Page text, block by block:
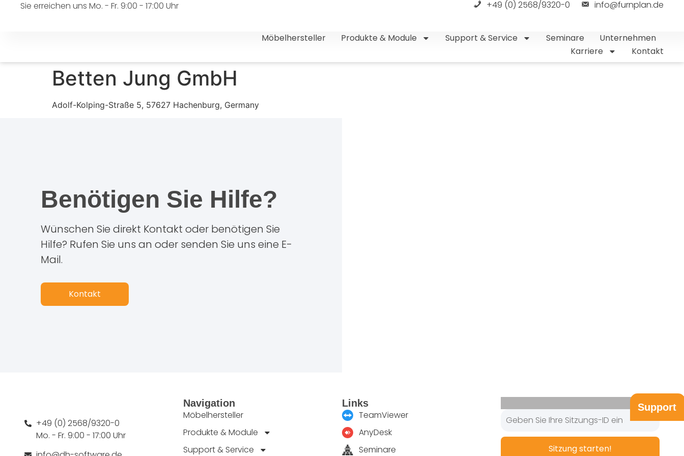
Sie erreichen uns Mo. - Fr. 9:00 - 17:00 Uhr +49 (0) 2568/9320-0 info@furnplan.de
Möbelhersteller Produkte & Module Support & Service Seminare
Unternehmen
Karriere
Kontakt
Betten Jung GmbH
Adolf-Kolping-Straße 5, 57627 Hachenburg, Germany
Benötigen Sie Hilfe?
Wünschen Sie direkt Kontakt oder benötigen Sie
Hilfe? Rufen Sie uns an oder senden Sie uns eine E-
Mail.
Kontakt
+49 (0) 2568/9320-0
Mo. - Fr. 9:00 - 17:00 Uhr
Navigation
Möbelhersteller
Produkte & Module
Support & Service
Links
TeamViewer
AnyDesk
Seminare
Sitzung starten!
Support